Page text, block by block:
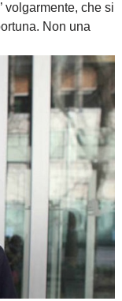
volgarmente, che si
Non una